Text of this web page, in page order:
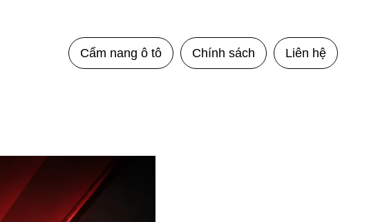
Cẩm nang ô tô Chính sách Liên hệ